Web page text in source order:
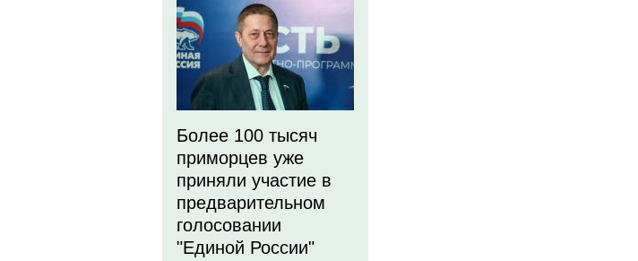
Более 100 тысяч
приморцев уже
приняли участие в
предварительном
голосовании
"Единой России"